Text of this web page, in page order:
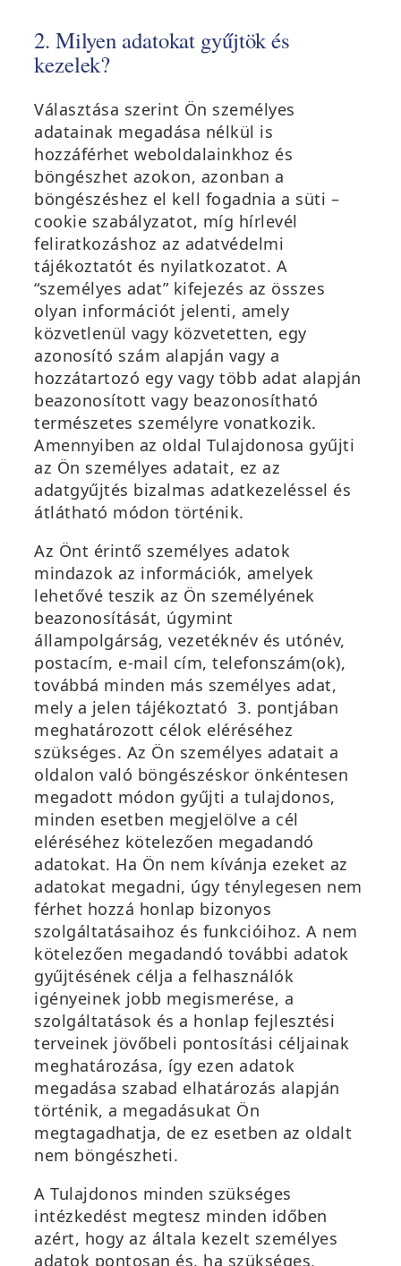
2. Milyen adatokat gyűjtök és
kezelek?
Választása szerint Ön személyes
adatainak megadása nélkül is
hozzáférhet weboldalainkhoz és
böngészhet azokon, azonban a
böngészéshez el kell fogadnia a süti –
cookie szabályzatot, míg hírlevél
feliratkozáshoz az adatvédelmi
tájékoztatót és nyilatkozatot. A
“személyes adat” kifejezés az összes
olyan információt jelenti, amely
közvetlenül vagy közvetetten, egy
azonosító szám alapján vagy a
hozzátartozó egy vagy több adat alapján
beazonosított vagy beazonosítható
természetes személyre vonatkozik.
Amennyiben az oldal Tulajdonosa gyűjti
az Ön személyes adatait, ez az
adatgyűjtés bizalmas adatkezeléssel és
átlátható módon történik.
Az Önt érintő személyes adatok
mindazok az információk, amelyek
lehetővé teszik az Ön személyének
beazonosítását, úgymint
állampolgárság, vezetéknév és utónév,
postacím, e-mail cím, telefonszám(ok),
továbbá minden más személyes adat,
mely a jelen tájékoztató 3. pontjában
meghatározott célok eléréséhez
szükséges. Az Ön személyes adatait a
oldalon való böngészéskor önkéntesen
megadott módon gyűjti a tulajdonos,
minden esetben megjelölve a cél
eléréséhez kötelezően megadandó
adatokat. Ha Ön nem kívánja ezeket az
adatokat megadni, úgy ténylegesen nem
férhet hozzá honlap bizonyos
szolgáltatásaihoz és funkcióihoz. A nem
kötelezően megadandó további adatok
gyűjtésének célja a felhasználók
igényeinek jobb megismerése, a
szolgáltatások és a honlap fejlesztési
terveinek jövőbeli pontosítási céljainak
meghatározása, így ezen adatok
megadása szabad elhatározás alapján
történik, a megadásukat Ön
megtagadhatja, de ez esetben az oldalt
nem böngészheti.
A Tulajdonos minden szükséges
intézkedést megtesz minden időben
azért, hogy az általa kezelt személyes
adatok pontosan és, ha szükséges,